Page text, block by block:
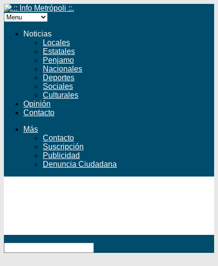
Noticias
Locales
Estatales
Penjamo
Nacionales
Deportes
Sociales
Culturales
Opinión
Contacto
Más
Contacto
Suscripción
Publicidad
Denuncia Ciudadana